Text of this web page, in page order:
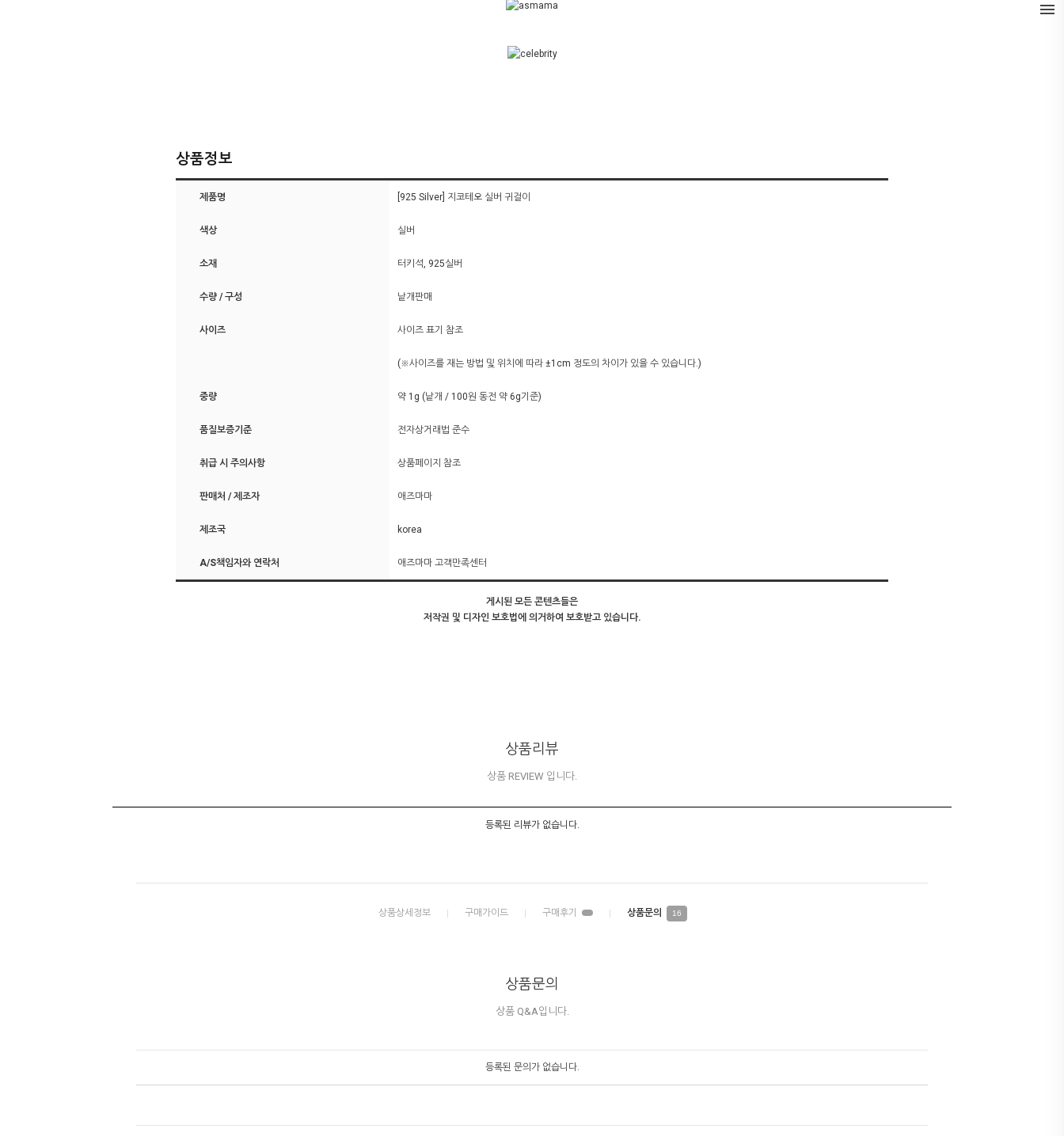
상품정보
제품명 [925 Silver] 지코테오 실버 귀걸이
색상 실버
소재 터키석, 925실버
수량 / 구성 낱개판매
사이즈 사이즈 표기 참조
(※사이즈를 재는 방법 및 위치에 따라 ±1cm 정도의 차이가 있을 수 있습니다.)
중량 약 1g (낱개 / 100원 동전 약 6g기준)
품질보증기준 전자상거래법 준수
취급 시 주의사항 상품페이지 참조
판매처 / 제조자 애즈마마
제조국 korea
A/S책임자와 연락처 애즈마마 고객만족센터
게시된 모든 콘텐츠들은
저작권 및 디자인 보호법에 의거하여 보호받고 있습니다.
상품리뷰
상품 REVIEW 입니다.
등록된 리뷰가 없습니다.
16
상품문의
상품 Q&A입니다.
등록된 문의가 없습니다.